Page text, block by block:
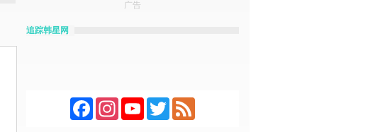
广告
追踪韩星网
FacebookInstagramYouTubeTwitterFeed